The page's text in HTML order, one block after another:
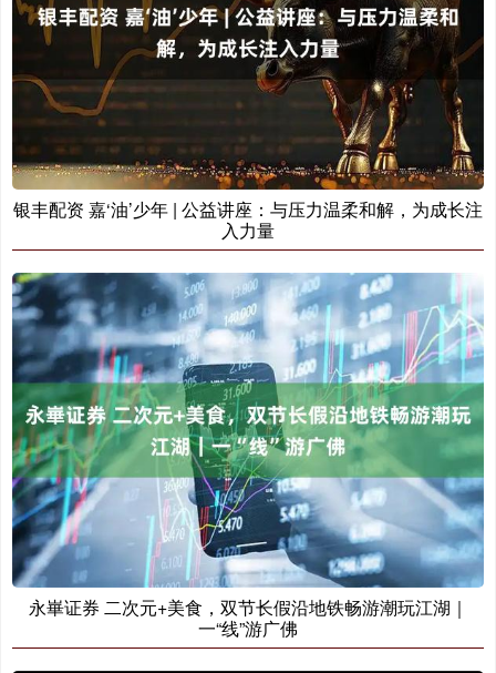
银丰配资 嘉‘油’少年 | 公益讲座：与压力温柔和解，为成长注
入力量
永崋证券 二次元+美食，双节长假沿地铁畅游潮玩江湖｜
一“线”游广佛